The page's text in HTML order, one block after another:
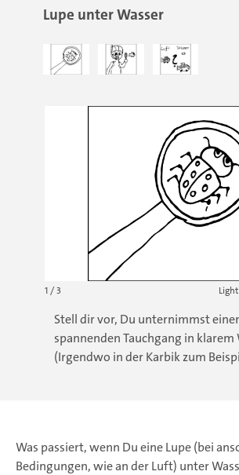
Lupe unter Wasser
1 / 3
Stell dir vor, Du unternimmst
spannenden Tauchgang in klarem
(Irgendwo in der Karbik zum
Was passiert, wenn Du eine Lupe (bei
Bedingungen, wie an der Luft) unter